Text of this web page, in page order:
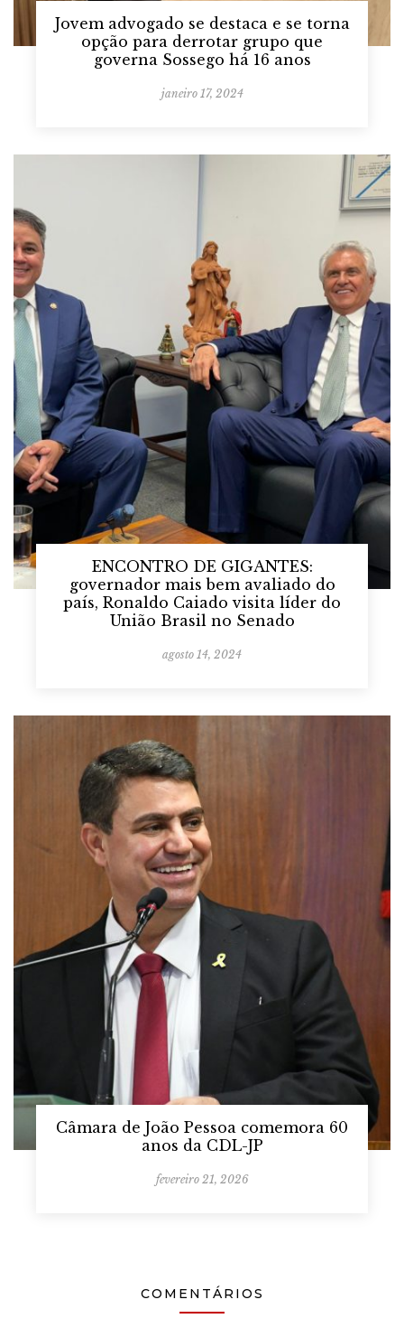
Jovem advogado se destaca e se torna
opção para derrotar grupo que
governa Sossego há 16 anos
janeiro 17, 2024
ENCONTRO DE GIGANTES:
governador mais bem avaliado do
país, Ronaldo Caiado visita líder do
União Brasil no Senado
agosto 14, 2024
Câmara de João Pessoa comemora 60
anos da CDL-JP
fevereiro 21, 2026
COMENTÁRIOS